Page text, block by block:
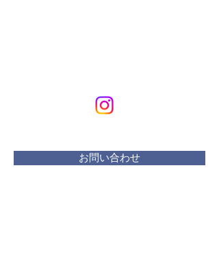
お問い合わせ